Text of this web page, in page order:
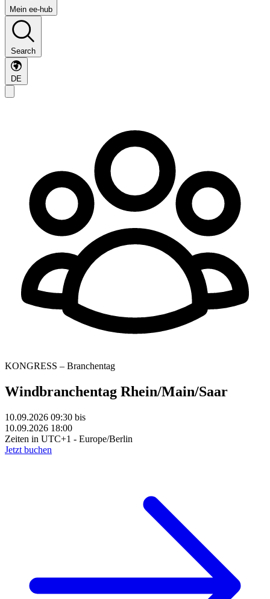
Mein ee-hub
Search
DE
KONGRESS – Branchentag
Windbranchentag Rhein/Main/Saar
10.09.2026 09:30 bis
10.09.2026 18:00
Zeiten in UTC+1 - Europe/Berlin
Jetzt buchen